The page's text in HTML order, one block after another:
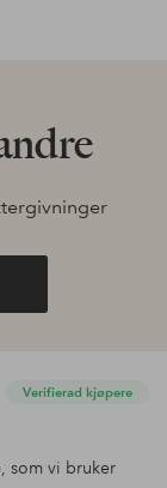
Verifierad kjøpere
som vi bruker